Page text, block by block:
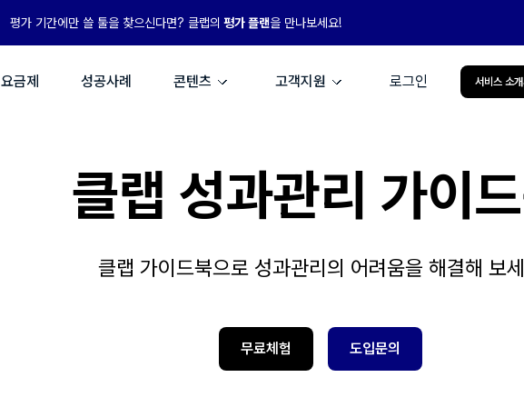
평가 기간에만 쓸 툴을 찾으신다면? 클랩의 평가 플랜을 만나보세요!
요금제 성공사례 콘텐츠 고객지원 로그인 서비스 소개
클랩 성과관리 가이
클랩 가이드북으로 성과관리의 어려움을 해결해 보
무료체험 도입문의